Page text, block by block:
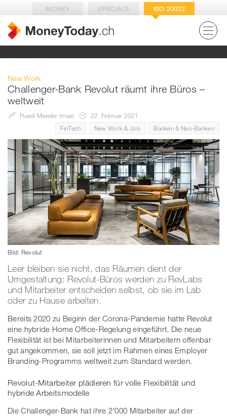
MONEY SPECIALS ISO 20022
New Work
Challenger-Bank Revolut räumt ihre Büros –
weltweit
Ruedi Maeder (mae)
22. Februar 2021
FinTech
New Work & Job Banken & Neo-Banken
Bild: Revolut
Leer bleiben sie nicht, das Räumen dient der
Umgestaltung: Revolut-Büros werden zu RevLabs
und Mitarbeiter entscheiden selbst, ob sie im Lab
oder zu Hause arbeiten.
Bereits 2020 zu Beginn der Corona-Pandemie hatte Revolut
eine hybride Home Office-Regelung eingeführt. Die neue
Flexibilität ist bei Mitarbeiterinnen und Mitarbeitern offenbar
gut angekommen, sie soll jetzt im Rahmen eines Employer
Branding-Programms weltweit zum Standard werden.
Revolut-Mitarbeiter plädieren für volle Flexibilität und
hybride Arbeitsmodelle
Die Challenger-Bank hat ihre 2'000 Mitarbeiter auf der